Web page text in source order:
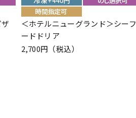
＜ホテルニューグランド＞シーフ
ードドリア
2,700円（税込）